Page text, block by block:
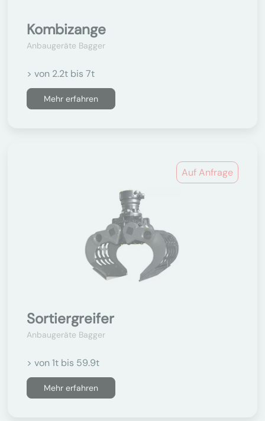
Kombizange
Anbaugeräte Bagger
> von 2.2t bis 7t
Mehr erfahren
Auf Anfrage
Sortiergreifer
Anbaugeräte Bagger
> von 1t bis 59.9t
Mehr erfahren